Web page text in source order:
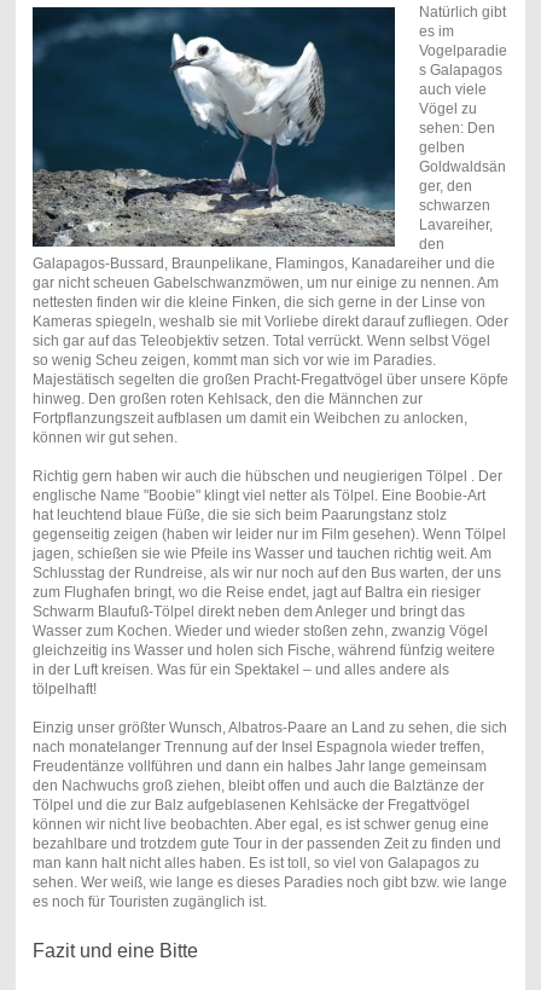
Natürlich gibt
es im
Vogelparadie
s Galapagos
auch viele
Vögel zu
sehen: Den
gelben
Goldwaldsän
ger, den
schwarzen
Lavareiher,
den
Galapagos-Bussard, Braunpelikane, Flamingos, Kanadareiher und die
gar nicht scheuen Gabelschwanzmöwen, um nur einige zu nennen. Am
nettesten finden wir die kleine Finken, die sich gerne in der Linse von
Kameras spiegeln, weshalb sie mit Vorliebe direkt darauf zufliegen. Oder
sich gar auf das Teleobjektiv setzen. Total verrückt. Wenn selbst Vögel
so wenig Scheu zeigen, kommt man sich vor wie im Paradies.
Majestätisch segelten die großen Pracht-Fregattvögel über unsere Köpfe
hinweg. Den großen roten Kehlsack, den die Männchen zur
Fortpflanzungszeit aufblasen um damit ein Weibchen zu anlocken,
können wir gut sehen.
Richtig gern haben wir auch die hübschen und neugierigen Tölpel . Der
englische Name "Boobie" klingt viel netter als Tölpel. Eine Boobie-Art
hat leuchtend blaue Füße, die sie sich beim Paarungstanz stolz
gegenseitig zeigen (haben wir leider nur im Film gesehen). Wenn Tölpel
jagen, schießen sie wie Pfeile ins Wasser und tauchen richtig weit. Am
Schlusstag der Rundreise, als wir nur noch auf den Bus warten, der uns
zum Flughafen bringt, wo die Reise endet, jagt auf Baltra ein riesiger
Schwarm Blaufuß-Tölpel direkt neben dem Anleger und bringt das
Wasser zum Kochen. Wieder und wieder stoßen zehn, zwanzig Vögel
gleichzeitig ins Wasser und holen sich Fische, während fünfzig weitere
in der Luft kreisen. Was für ein Spektakel – und alles andere als
tölpelhaft!
Einzig unser größter Wunsch, Albatros-Paare an Land zu sehen, die sich
nach monatelanger Trennung auf der Insel Espagnola wieder treffen,
Freudentänze vollführen und dann ein halbes Jahr lange gemeinsam
den Nachwuchs groß ziehen, bleibt offen und auch die Balztänze der
Tölpel und die zur Balz aufgeblasenen Kehlsäcke der Fregattvögel
können wir nicht live beobachten. Aber egal, es ist schwer genug eine
bezahlbare und trotzdem gute Tour in der passenden Zeit zu finden und
man kann halt nicht alles haben. Es ist toll, so viel von Galapagos zu
sehen. Wer weiß, wie lange es dieses Paradies noch gibt bzw. wie lange
es noch für Touristen zugänglich ist.
Fazit und eine Bitte